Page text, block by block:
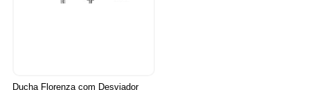
Ducha Florenza com Desviador